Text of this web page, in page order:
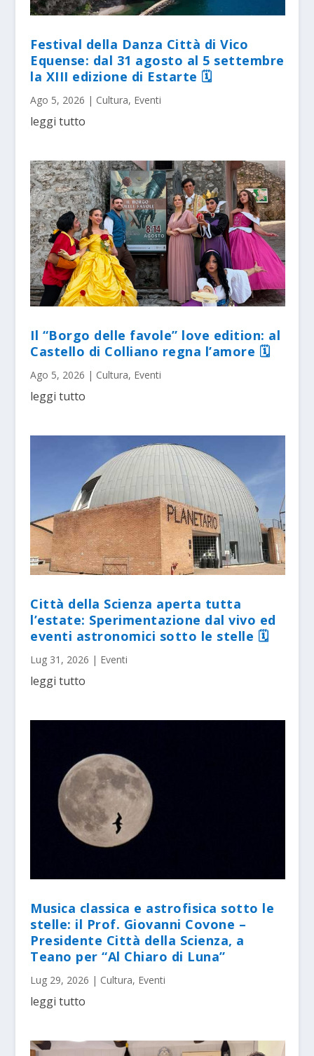
Festival della Danza Città di Vico
Equense: dal 31 agosto al 5 settembre
la XIII edizione di Estarte 🗓
Ago 5, 2026 | Cultura, Eventi
leggi tutto
Il “Borgo delle favole” love edition: al
Castello di Colliano regna l’amore 🗓
Ago 5, 2026 | Cultura, Eventi
leggi tutto
Città della Scienza aperta tutta
l’estate: Sperimentazione dal vivo ed
eventi astronomici sotto le stelle 🗓
Lug 31, 2026 | Eventi
leggi tutto
Musica classica e astrofisica sotto le
stelle: il Prof. Giovanni Covone –
Presidente Città della Scienza, a
Teano per “Al Chiaro di Luna”
Lug 29, 2026 | Cultura, Eventi
leggi tutto